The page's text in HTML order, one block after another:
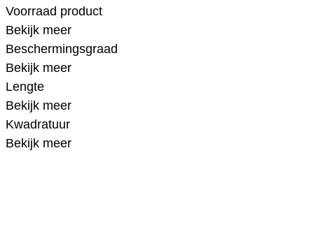
Voorraad product
Bekijk meer
Beschermingsgraad
Bekijk meer
Lengte
Bekijk meer
Kwadratuur
Bekijk meer